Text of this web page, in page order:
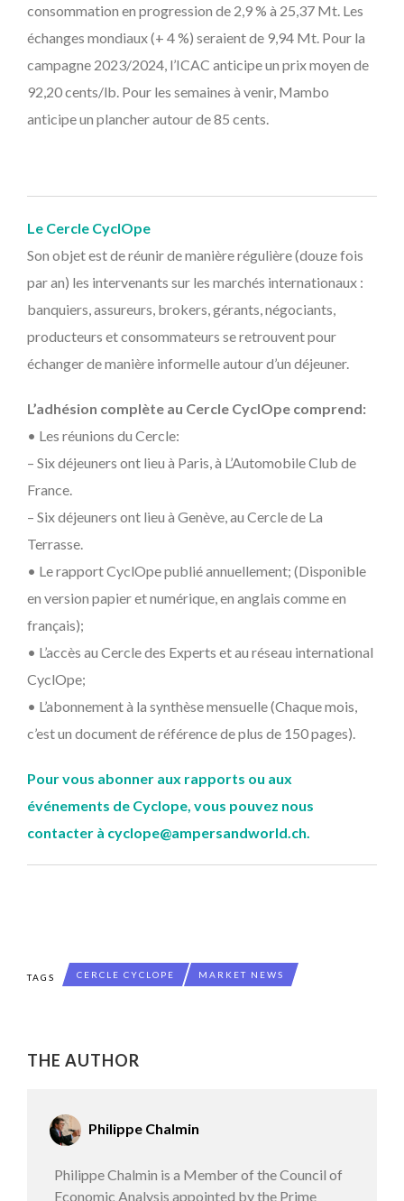
consommation en progression de 2,9 % à 25,37 Mt. Les
échanges mondiaux (+ 4 %) seraient de 9,94 Mt. Pour la
campagne 2023/2024, l’ICAC anticipe un prix moyen de
92,20 cents/lb. Pour les semaines à venir, Mambo
anticipe un plancher autour de 85 cents.
Le Cercle CyclOpe
Son objet est de réunir de manière régulière (douze fois
par an) les intervenants sur les marchés internationaux :
banquiers, assureurs, brokers, gérants, négociants,
producteurs et consommateurs se retrouvent pour
échanger de manière informelle autour d’un déjeuner.
L’adhésion complète au Cercle CyclOpe comprend:
• Les réunions du Cercle:
– Six déjeuners ont lieu à Paris, à L’Automobile Club de
France.
– Six déjeuners ont lieu à Genève, au Cercle de La
Terrasse.
• Le rapport CyclOpe publié annuellement; (Disponible
en version papier et numérique, en anglais comme en
français);
• L’accès au Cercle des Experts et au réseau international
CyclOpe;
• L’abonnement à la synthèse mensuelle (Chaque mois,
c’est un document de référence de plus de 150 pages).
Pour vous abonner aux rapports ou aux
événements de Cyclope, vous pouvez nous
contacter à cyclope@ampersandworld.ch.
TAGS CERCLE CYCLOPE MARKET NEWS
THE AUTHOR
Philippe Chalmin
Philippe Chalmin is a Member of the Council of
Economic Analysis appointed by the Prime